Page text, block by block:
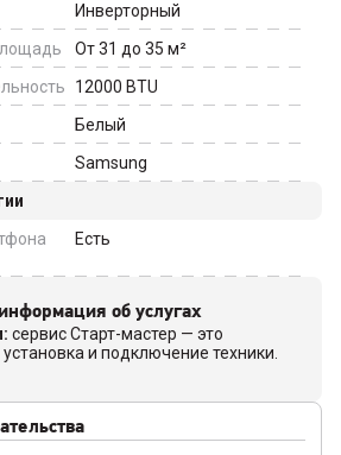
Инверторный
От 31 до 35 м²
12000 BTU
Белый
Samsung
Есть
об услугах
: сервис Старт-мастер — это
и подключение техники.